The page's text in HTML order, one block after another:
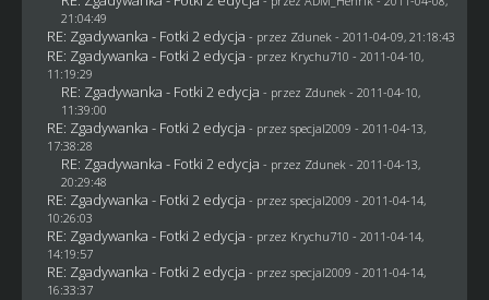
21:04:49
RE: Zgadywanka - Fotki 2 edycja - przez Zdunek- 2011-04-09, 21:18:43
RE: Zgadywanka - Fotki 2 edycja - przez Krychu710 - 2011-04-10,
11:19:29
RE: Zgadywanka - Fotki 2 edycja - przez Zdunek- 2011-04-10,
11:39:00
RE: Zgadywanka - Fotki 2 edycja - przez specjal2009 - 2011-04-13,
17:38:28
RE: Zgadywanka - Fotki 2 edycja - przez Zdunek- 2011-04-13,
20:29:48
RE: Zgadywanka - Fotki 2 edycja - przez specjal2009 - 2011-04-14,
10:26:03
RE: Zgadywanka - Fotki 2 edycja - przez Krychu710 - 2011-04-14,
14:19:57
RE: Zgadywanka - Fotki 2 edycja - przez specjal2009 - 2011-04-14,
16:33:37